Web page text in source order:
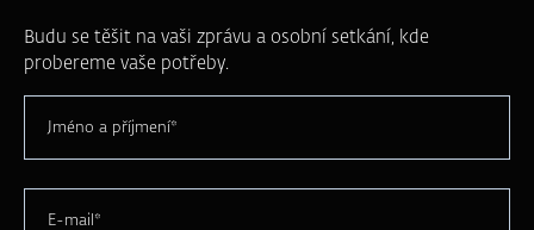
Budu se těšit na vaši zprávu a osobní setkání, kde
probereme vaše potřeby.
Jméno a příjmení*
E-mail*